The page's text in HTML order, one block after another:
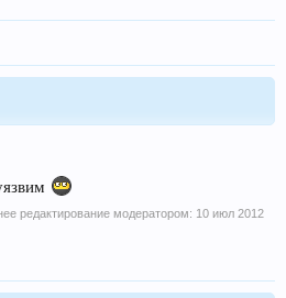
редактирование модератором: 10 июл 2012